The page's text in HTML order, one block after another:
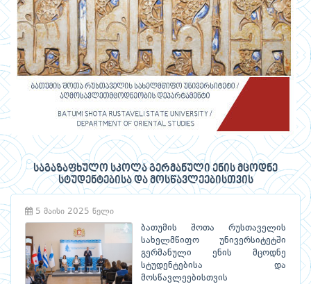
საგაზაფხულო სკოლა გერმანული ენის მცოდნე
სტუდენტებისა და მოსწავლეებისთვის
5 მაისი 2025 წელი
ბათუმის შოთა რუსთაველის
სახელმწიფო უნივერსიტეტში
გერმანული ენის მცოდნე
სტუდენტებისა და
მოსწავლეებისთვის